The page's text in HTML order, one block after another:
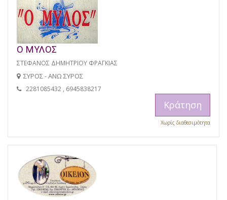
Ο ΜΥΛΟΣ
ΣΤΕΦΑΝΟΣ ΔΗΜΗΤΡΙΟΥ ΦΡΑΓΚΙΑΣ
ΣΥΡΟΣ - ΑΝΩ ΣΥΡΟΣ
2281085432 , 6945838217
Κράτηση
Χωρίς διαθεσιμότητα